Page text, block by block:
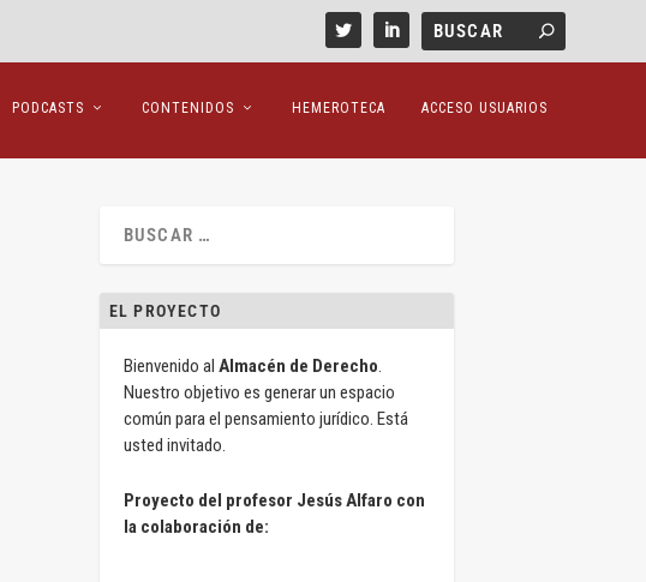
PODCASTS CONTENIDOS HEMEROTECA ACCESO USUARIOS
EL PROYECTO
Bienvenido al Almacén de Derecho.
Nuestro objetivo es generar un espacio
común para el pensamiento jurídico. Está
usted invitado.
Proyecto del profesor Jesús Alfaro con
la colaboración de: